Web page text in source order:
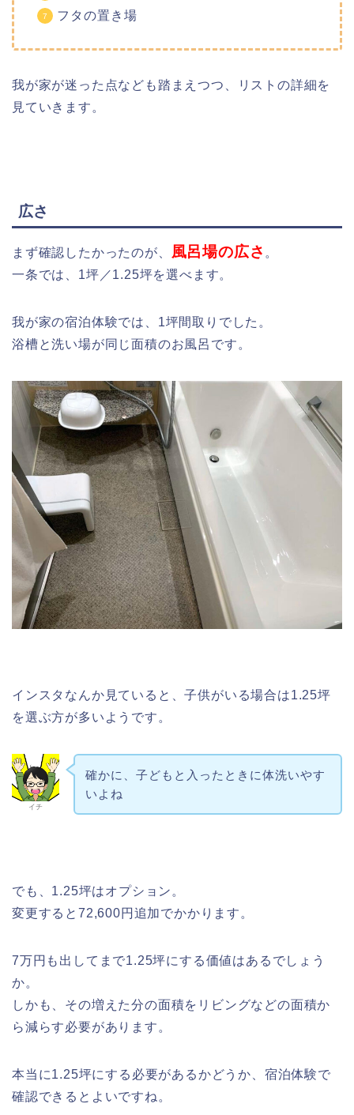
フタの置き場
我が家が迷った点なども踏まえつつ、リストの詳細を
見ていきます。
広さ
まず確認したかったのが、 風呂場の広さ 。
一条では、1坪／1.25坪を選べます。
我が家の宿泊体験では、1坪間取りでした。
浴槽と洗い場が同じ面積のお風呂です。
インスタなんか見ていると、子供がいる場合は1.25坪
を選ぶ方が多いようです。
イチ
確かに、子どもと入ったときに体洗いやす
いよね
でも、1.25坪はオプション。
変更すると72,600円追加でかかります。
7万円も出してまで1.25坪にする価値はあるでしょう
か。
しかも、その増えた分の面積をリビングなどの面積か
ら減らす必要があります。
本当に1.25坪にする必要があるかどうか、宿泊体験で
確認できるとよいですね。